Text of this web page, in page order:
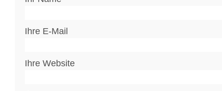
Ihre E-Mail
Ihre Website